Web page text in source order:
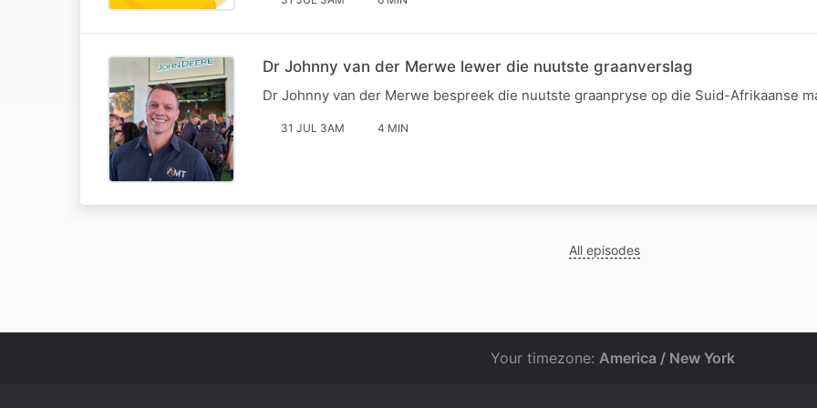
Dr Johnny van der Merwe lewer die nuutste graanverslag
Dr Johnny van der Merwe bespreek die nuutste graanpryse op die Suid-Afrikaanse
31 JUL 3AM 4 MIN
All episodes
Your timezone: America / New York